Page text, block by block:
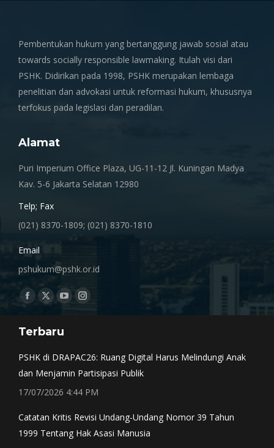
Pembentukan hukum yang bertanggung jawab sosial atau
towards socially responsible lawmaking. Itulah visi dari
PSHK. Didirikan pada 1998, PSHK merupakan lembaga
penelitian dan advokasi untuk reformasi hukum, khususnya
terfokus pada legislasi dan peradilan.
Alamat
Puri Imperium Office Plaza, UG-11-12 Jl. Kuningan Madya
Kav. 5-6 Jakarta Selatan 12980
Telp; Fax
(021) 8370-1809; (021) 8370-1810
Email
pshukum@pshk.or.id
Find us on:
Facebook
opens
window
X
opens
window
YouTube
opens
Instagram
window
Terbaru
PSHK di DRAPAC26: Ruang Digital Harus Melindungi Anak
dan Menjamin Partisipasi Publik
17/07/2026 4:44 PM
Catatan Kritis Revisi Undang-Undang Nomor 39 Tahun
1999 Tentang Hak Asasi Manusia